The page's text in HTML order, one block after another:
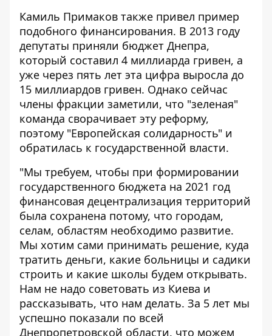
Камиль Примаков также привел пример
подобного финансирования. В 2013 году
депутаты приняли бюджет Днепра,
который составил 4 миллиарда гривен, а
уже через пять лет эта цифра выросла до
15 миллиардов гривен. Однако сейчас
члены фракции заметили, что "зеленая"
команда сворачивает эту реформу,
поэтому "Европейская солидарность" и
обратилась к государственной власти.
"Мы требуем, чтобы при формировании
государственного бюджета на 2021 год
финансовая децентрализация территорий
была сохранена потому, что городам,
селам, областям необходимо развитие.
Мы хотим сами принимать решение, куда
тратить деньги, какие больницы и садики
строить и какие школы будем открывать.
Нам не надо советовать из Киева и
рассказывать, что нам делать. За 5 лет мы
успешно показали по всей
Днепропетровской области, что можем